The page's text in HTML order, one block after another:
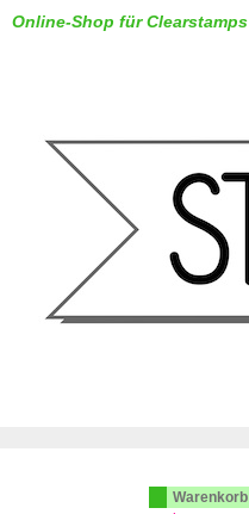
Online-Shop für Clearstamps
Warenkorb